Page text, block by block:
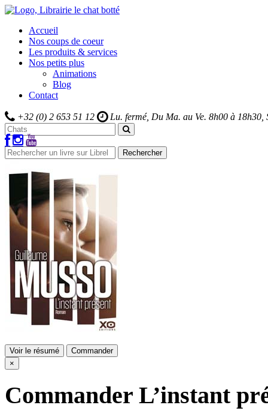
Accueil
Nos coups de coeur
Les produits & services
Nos petits plus
Animations
Blog
Contact
+32 (0) 2 653 51 12 Lu. fermé, Du Ma. au Ve. 8h00 à 18h30,
Rechercher
Voir le résumé
Commander
×
Commander L’instant